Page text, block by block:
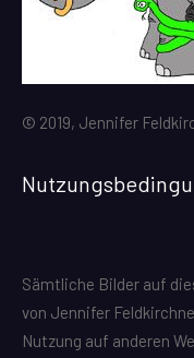
© 2019, Jennifer
Sämtliche Bilder auf
von Jennifer
Nutzung auf anderen